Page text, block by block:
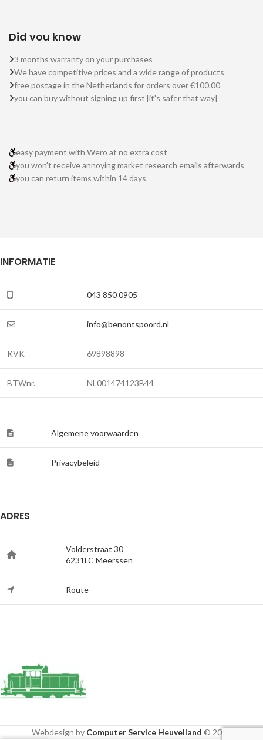
Did you know
3 months warranty on your purchases
We have competitive prices and a wide range of products
free postage in the Netherlands for orders over €100.00
you can buy without signing up first [it's safer that way]
easy payment with Wero at no extra cost
you won't receive annoying market research emails afterwards
you can return items within 14 days
INFORMATIE
043 850 0905
info@benontspoord.nl
KVK 69898898
BTWnr. NL001474123B44
Algemene voorwaarden
Privacybeleid
ADRES
Volderstraat 30
6231LC Meerssen
Route
Webdesign by Computer Service Heuvelland © 2020